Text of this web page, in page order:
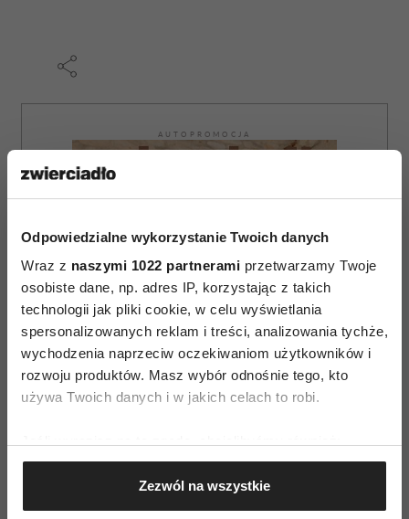
Odpowiedzialne wykorzystanie Twoich danych
Wraz z naszymi 1022 partnerami przetwarzamy Twoje
osobiste dane, np. adres IP, korzystając z takich
technologii jak pliki cookie, w celu wyświetlania
spersonalizowanych reklam i treści, analizowania tychże,
wychodzenia naprzeciw oczekiwaniom użytkowników i
rozwoju produktów. Masz wybór odnośnie tego, kto
używa Twoich danych i w jakich celach to robi.
Gromadzić dane dotyczące Twojej lokalizacji
geograficznej z dokładnością nawet do kilku metrów
Identyfikować Twoje urządzenie, aktywnie
Zezwól na wszystkie
AUTOPROMOCJA
ZAMÓW